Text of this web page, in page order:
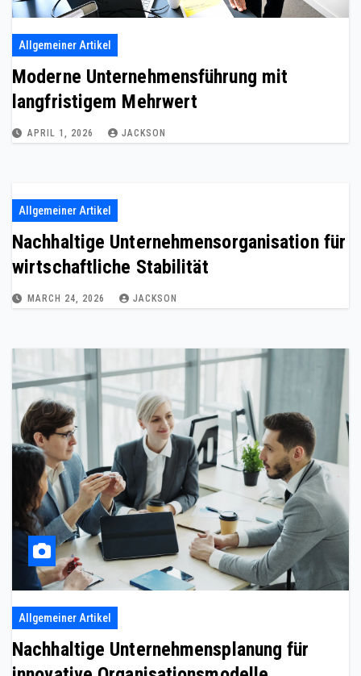
Allgemeiner Artikel
Moderne Unternehmensführung mit
langfristigem Mehrwert
APRIL 1, 2026 JACKSON
Allgemeiner Artikel
Nachhaltige Unternehmensorganisation für
wirtschaftliche Stabilität
MARCH 24, 2026 JACKSON
Allgemeiner Artikel
Nachhaltige Unternehmensplanung für